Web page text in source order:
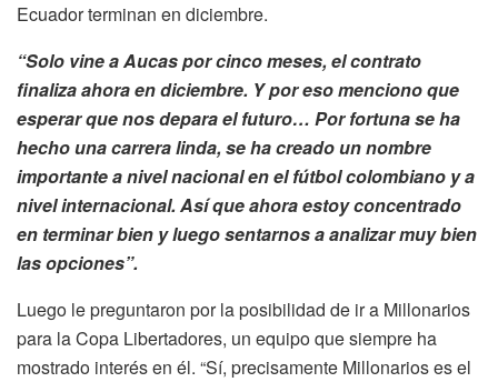
Ecuador terminan en diciembre.
“Solo vine a Aucas por cinco meses, el contrato
finaliza ahora en diciembre. Y por eso menciono que
esperar que nos depara el futuro… Por fortuna se ha
hecho una carrera linda, se ha creado un nombre
importante a nivel nacional en el fútbol colombiano y a
nivel internacional. Así que ahora estoy concentrado
en terminar bien y luego sentarnos a analizar muy bien
las opciones”.
Luego le preguntaron por la posibilidad de ir a Millonarios
para la Copa Libertadores, un equipo que siempre ha
mostrado interés en él. “Sí, precisamente Millonarios es el